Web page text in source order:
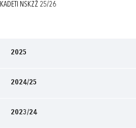
KADETI NSKZŽ 25/26
2025
2024/25
2023/24